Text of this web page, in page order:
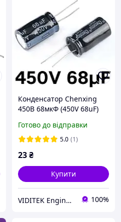
Конденсатор Chenxing
450В 68мкФ (450V 68uF)
Готово до відправки
5.0 (1)
23₴
Купити
VIDITEK Engineering Group 100%